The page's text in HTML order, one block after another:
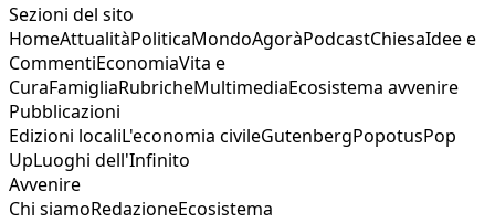
Sezioni del sito
HomeAttualitàPoliticaMondoAgoràPodcastChiesaIdee e
CommentiEconomiaVita e
CuraFamigliaRubricheMultimediaEcosistema avvenire
Pubblicazioni
Edizioni localiL'economia civileGutenbergPopotusPop
UpLuoghi dell'Infinito
Avvenire
Chi siamoRedazioneEcosistema